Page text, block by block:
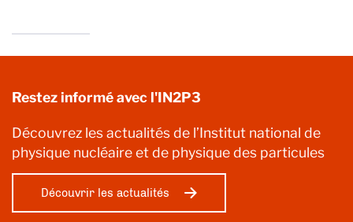
Restez informé avec l'IN2P3
Découvrez les actualités de l’Institut national de
physique nucléaire et de physique des particules
Découvrir les actualités